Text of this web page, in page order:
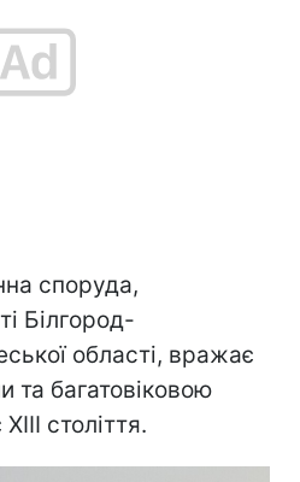
споруда,
Білгород-
області, вражає
та багатовіковою
століття.